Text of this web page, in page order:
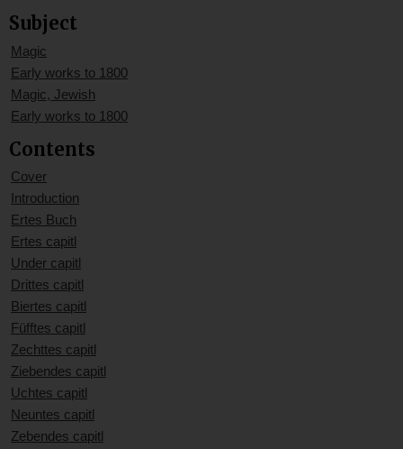
Subject
Magic
Early works to 1800
Magic, Jewish
Early works to 1800
Contents
Cover
Introduction
Ertes Buch
Ertes capitl
Under capitl
Drittes capitl
Biertes capitl
Füfftes capitl
Zechttes capitl
Ziebendes capitl
Uchtes capitl
Neuntes capitl
Zebendes capitl